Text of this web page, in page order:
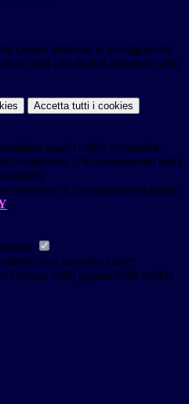
questo utilizzati si avvalgono di
ed utili alle finalità illustrate nella
Accetta tutti i cookies
quali cookie consentire.
consentono il funzionamento della
necessari al funzionamento potete
.
non possono essere
l'elenco nella pagina della cookie